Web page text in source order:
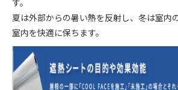
す。
夏は外部からの暑い熱を反射し、冬は室内
室内を快適に保ちます。